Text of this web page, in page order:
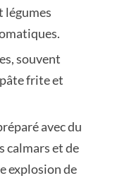
légumes
souvent
frite et
avec du
calmars et de
explosion de